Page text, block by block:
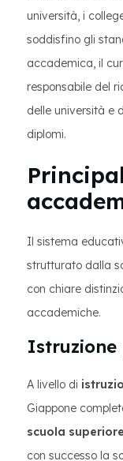
università, i
soddisfino gli
accademica, il
responsabile del
delle università e
diplomi.
Il sistema
strutturato dalla
con chiare
accademiche.
Istruzione
A livello di
Giappone
scuola superiore
con successo la